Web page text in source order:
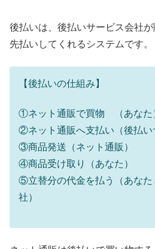
後払いは、後払いサービス会社
先払いしてくれるシステムです。
【後払いの仕組み】
①ネット通販で買物 （あなた
②ネット通販へ支払い（後払い
③商品発送（ネット通販）
④商品受け取り（あなた）
⑤立替分の代金を払う（あな
社）